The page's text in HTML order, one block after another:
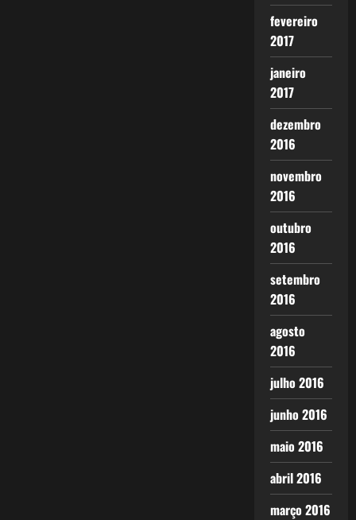
fevereiro
2017
janeiro
2017
dezembro
2016
novembro
2016
outubro
2016
setembro
2016
agosto
2016
julho 2016
junho 2016
maio 2016
abril 2016
março 2016